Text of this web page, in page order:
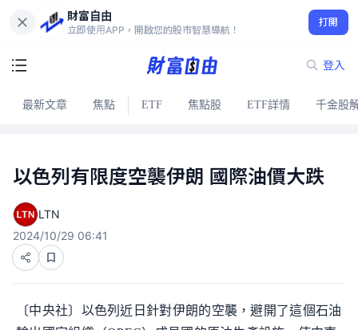
財富自由
立即使用APP，開啟您的股市智慧導航！
打開
登入
最新文章 焦點 ETF 焦點股 ETF詳情 千金股
以色列有限度空襲伊朗 國際油價大跌
LTN
2024/10/29 06:41
〔中央社〕以色列近日針對伊朗的空襲，避開了這個石油